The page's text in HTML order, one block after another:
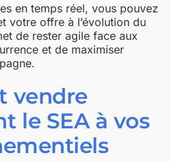
en temps réel, vous pouvez
votre offre à l’évolution du
de rester agile face aux
et de maximiser
vendre
le SEA à vos